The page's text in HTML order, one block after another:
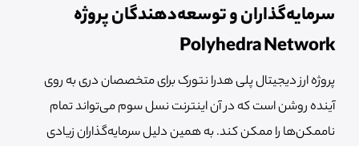
سرمایه‌گذاران و توسعه‌دهندگان پروژه
Polyhedra Network
پروژه ارز دیجیتال پلی هدرا نتورک برای متخصصان دری به روی
آینده روشن است که در آن اینترنت نسل سوم می‌تواند تمام
ناممکن‌ها را ممکن کند. به همین دلیل سرمایه‌گذاران زیادی